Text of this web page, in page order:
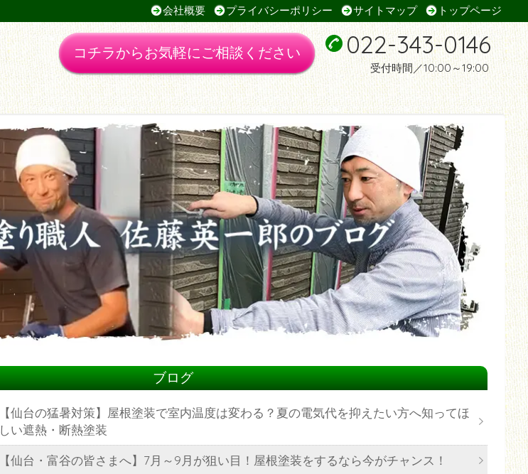
会社概要 プライバシーポリシー サイトマップ トップページ
022-343-0146
受付時間／10:00～19:00
コチラからお気軽にご相談ください
ブログ
【仙台の猛暑対策】屋根塗装で室内温度は変わる？夏の電気代を抑えたい方へ知ってほ
しい遮熱・断熱塗装
【仙台・富谷の皆さまへ】7月～9月が狙い目！屋根塗装をするなら今がチャンス！